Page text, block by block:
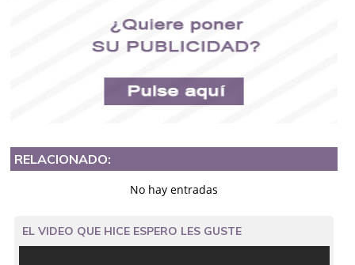
RELACIONADO:
No hay entradas
EL VIDEO QUE HICE ESPERO LES GUSTE